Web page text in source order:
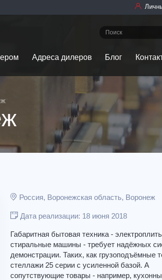
Адреса дилеров Блог
Россия, Воронежская область, Воронеж
Дата реализации: 18 июня 2018
Габаритная бытовая техника -
стиральные машины - требует надёжных
демонстрации. Таких, как грузоподъёмные
стеллажи 25 серии с усиленной базой. А
сопутствующие товары - например,